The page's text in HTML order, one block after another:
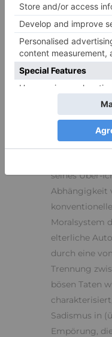
Reichtums,
Phantasterei
überfrachtet
Dies ist die erste
vergleichsweise
„Ein erstes
Latenzalter
seines Über-
Abhängigkeit
Moralsystem
elterliche
durch eine
Trennung
bösen Taten
Sadismus in
Empörung,